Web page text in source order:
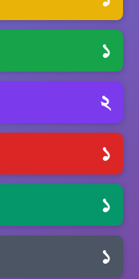
১
২
১
১
১